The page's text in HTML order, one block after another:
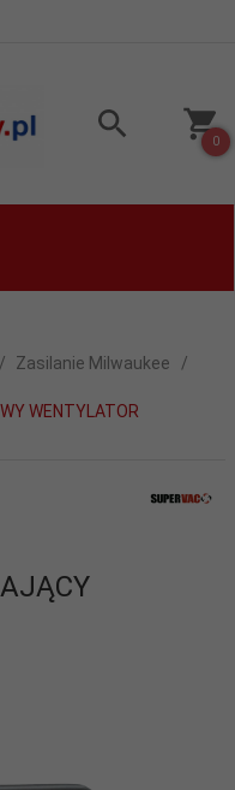
0
Zasilanie Milwaukee
WENTYLATOR